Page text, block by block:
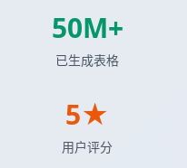
50M+
已生成表格
5★
用户评分